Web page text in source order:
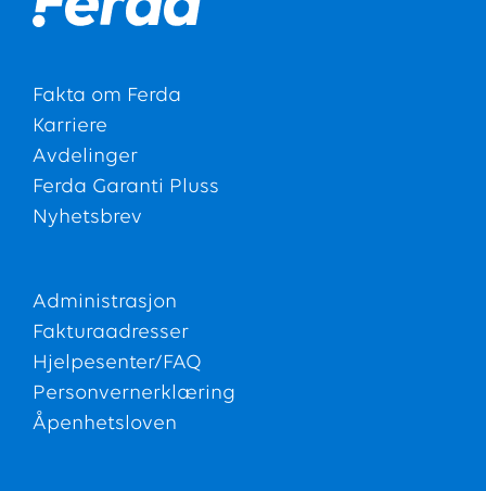
Fakta om Ferda
Karriere
Avdelinger
Ferda Garanti Pluss
Nyhetsbrev
Administrasjon
Fakturaadresser
Hjelpesenter/FAQ
Personvernerklæring
Åpenhetsloven